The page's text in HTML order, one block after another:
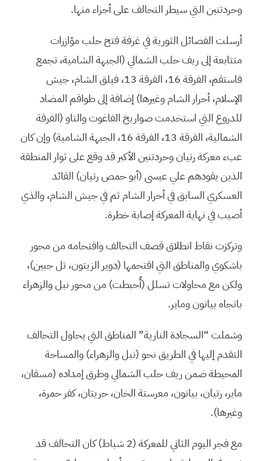
وحردتنين التي سيطر التحالف على أجزاء منها.
أرسلت الفصائل الثورية في غرفة فتح حلب مؤازرات
متتابعة إلى ريف حلب الشمالي (الجبهة الشامية، تجمع
فاستقم، الفرقة 16، الفرقة 13، فيلق الشام، جيش
الإسلام، أحرار الشام وغيرها) إضافة إلى طواقم المضاد
للدروع التي استخدمت صواريخ الفاغوت والتاو (الفرقة
الشمالية، الفرقة 13، الفرقة 16، الجبهة الشامية) وإن كان
عبء معركة رتيان وحردتنين الأكبر قد وقع على ثوار المنطقة
الذين يقودهم علي عيسى (أبو حمص رتيان) القائد
العسكري السابق في أحرار الشام ثم في جيش الشام، والذي
أصيب في نهاية المعركة إصابة خطرة.
وتركزت نقاط انطلاق قصف التحالف واقتحامه من محور
باشكوي والمناطق التي اقتحمها (دوير الزيتون، تل جبين)،
ولكن مع محاولات تسلل (أُحبطت) من محور نبل والزهراء
باتجاه بيانون وماير.
وشملت “السجادة النارية” المناطق التي يحاول التحالف
التقدم إليها في الطريق نحو (نبل والزهراء) والمساحة
المحيطة ضمن ريف حلب الشمالي وطرق إمداده (مسقان،
ماير، رتيان، بيانون، معرستة الخان، حريتان، كفر حمرة،
وغيرها).
مع فجر اليوم الثاني للمعركة (2 شباط) كان التحالف قد